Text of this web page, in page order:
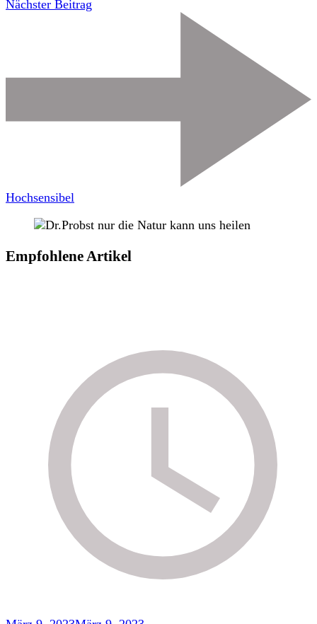
Nächster Beitrag
Hochsensibel
Empfohlene Artikel